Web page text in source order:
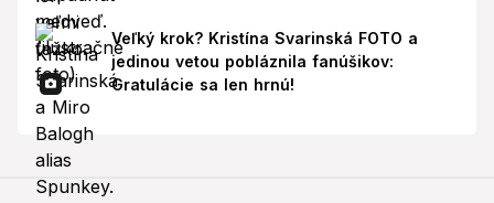
Veľký krok? Kristína Svarinská FOTO a
jedinou vetou pobláznila fanúšikov:
Gratulácie sa len hrnú!